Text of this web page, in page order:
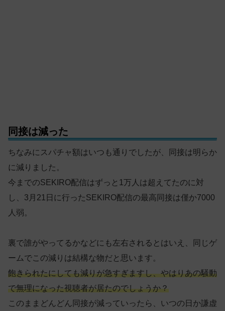
同接は減った
ちなみにスパチャ額はいつも通りでしたが、同接は明らか
に減りました。
今までのSEKIRO配信はずっと1万人は超えてたのに対
し、3月21日に行ったSEKIRO配信の最高同接は僅か7000
人弱。
裏で誰がやってるかなどにも左右されるとはいえ、同じゲ
ームでこの減りは結構な物だと思います。
飽きられたにしても減りが急すぎますし、やはりあの騒動
で無理になった視聴者が居たのでしょうか？
このままどんどん同接が減っていったら、いつの日か謙虚